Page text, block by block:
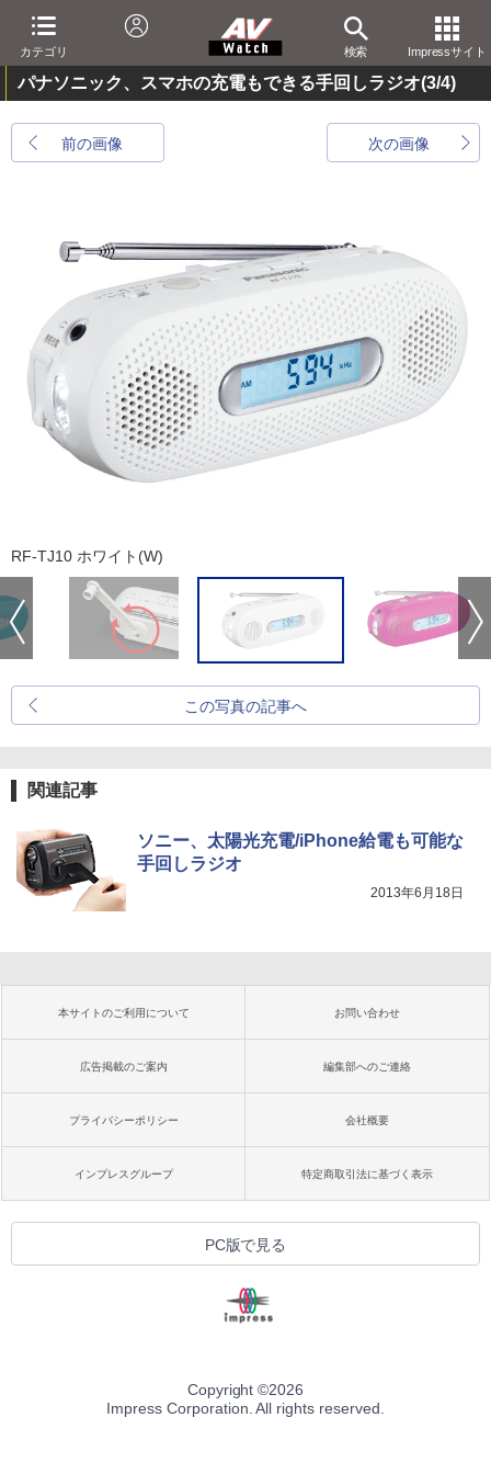
カテゴリ 検索 Impressサイト
パナソニック、スマホの充電もできる手回しラジオ(3/4)
前の画像 次の画像
RF-TJ10 ホワイト(W)
この写真の記事へ
関連記事
ソニー、太陽光充電/iPhone給電も可能な
手回しラジオ
2013年6月18日
本サイトのご利用について お問い合わせ
広告掲載のご案内 編集部へのご連絡
プライバシーポリシー 会社概要
インプレスグループ 特定商取引法に基づく表示
PC版で見る
Copyright ©2026
Impress Corporation. All rights reserved.